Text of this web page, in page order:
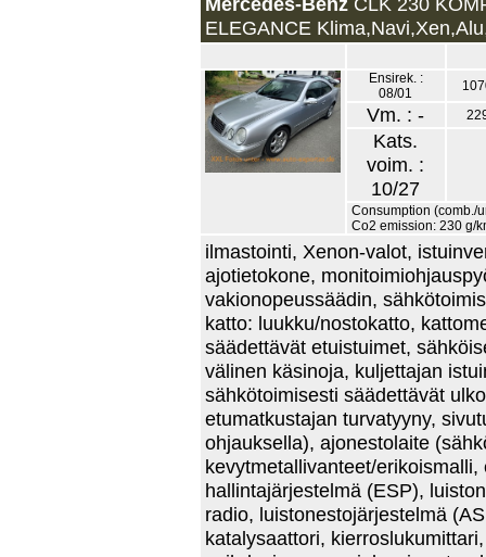
ELEGANCE
Ensirek. :
08/01
Vm. : -
Kats.
voim. :
10/27
Consumption (comb./
Co2 emission: 230 g/
ilmastointi, Xenon-valot,
ajotietokone,
vakionopeussäädin,
katto: luukku/nostokatto,
säädettävät etuistuimet,
välinen käsinoja, kuljettajan
sähkötoimisesti säädettävät
etumatkustajan turvatyyny,
ohjauksella), ajonestolaite
kevytmetallivanteet/
hallintajärjestelmä (ESP),
radio, luistonestojärjestelmä
katalysaattori,